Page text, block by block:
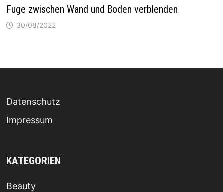
Fuge zwischen Wand und Boden verblenden
30/08/2022
Datenschutz
Impressum
KATEGORIEN
Beauty